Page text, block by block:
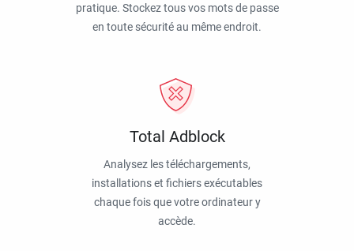
pratique. Stockez tous vos mots de passe
en toute sécurité au même endroit.
Total Adblock
Analysez les téléchargements,
installations et fichiers exécutables
chaque fois que votre ordinateur y
accède.